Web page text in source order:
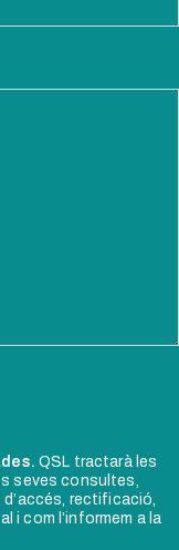
QSL tractarà les
seves consultes,
rectificació,
i com l’informem a la